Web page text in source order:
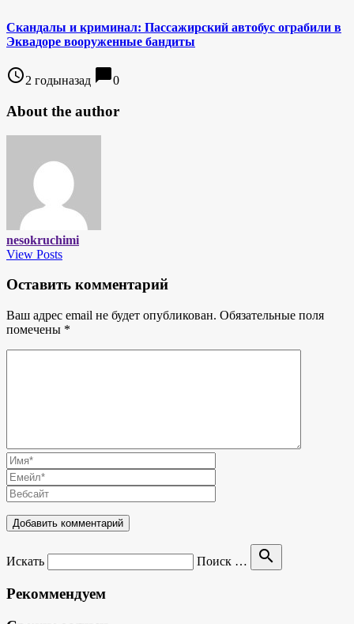
Скандалы и криминал: Пассажирский автобус ограбили в
Эквадоре вооруженные бандиты
access_time2 годыназад chat_bubble0
About the author
nesokruchimi
View Posts
Оставить комментарий
Ваш адрес email не будет опубликован. Обязательные поля
помечены *
Искать Поиск … search
Рекоммендуем